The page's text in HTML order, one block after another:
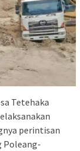
Tetehaka
perintisan
Poleang-